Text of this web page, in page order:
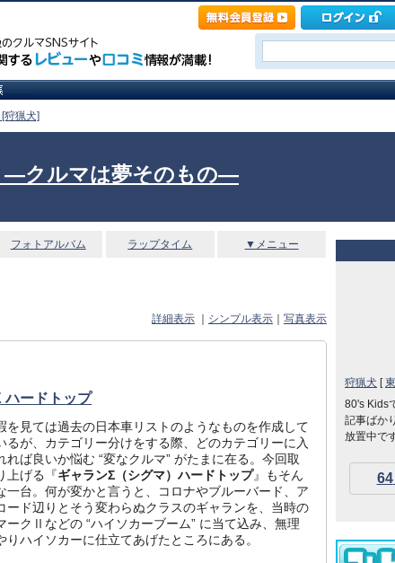
狩猟犬]
クルマは夢そのもの―
フォトアルバム ラップタイム ▼メニュー
詳細表示 シンプル表示 写真表示
ハードトップ
を見ては過去の日本車リストのようなものを作成して
るが、カテゴリー分けをする際、どのカテゴリーに入
れば良いか悩む “変なクルマ” がたまに在る。今回取
上げる『ギャランΣ（シグマ）ハードトップ』もそん
一台。何が変かと言うと、コロナやブルーバード、ア
ード辺りとそう変わらぬクラスのギャランを、当時の
ークⅡなどの “ハイソカーブーム” に当て込み、無理
りハイソカーに仕立てあげたところにある。
狩猟犬 [
80's Kids
記事ばか
放置中で
64